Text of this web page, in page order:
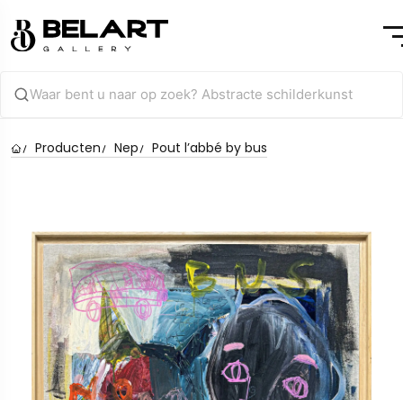
Producten Nep Pout l’abbé by bus